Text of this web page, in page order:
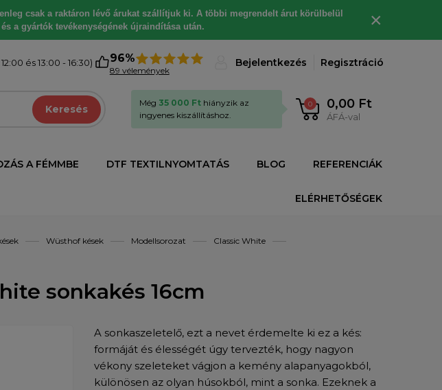
csak a raktáron lévő árukat szállítjuk ki. A többi megrendelt árut körülbelül
a gyártók tevékenységének újraindítása után.
×
és 13:00 - 16:30) 96%
89 vélemények
Bejelentkezés Regisztráció
Keresés 0 0,00 Ft
ÁFÁ-val
Még 35 000 Ft hiányzik az
ingyenes kiszállításhoz.
A FÉMMBE DTF TEXTILNYOMTATÁS BLOG REFERENCIÁK
ELÉRHETŐSÉGEK
Wüsthof kések Modellsorozat
Classic White
sonkakés 16cm
A sonkaszeletelő, ezt a nevet érdemelte ki ez a kés:
formáját és élességét úgy tervezték, hogy nagyon
vékony szeleteket vágjon a kemény alapanyagokból,
különösen az olyan húsokból, mint a sonka. Ezeknek a